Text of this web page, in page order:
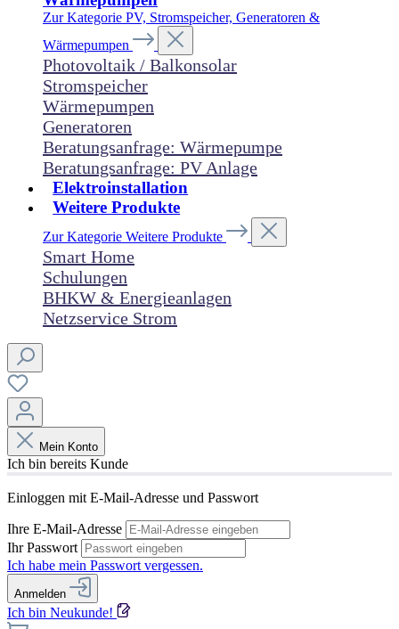
Zur Kategorie PV, Stromspeicher, Generatoren &
Wärmepumpen
Photovoltaik / Balkonsolar
Stromspeicher
Wärmepumpen
Generatoren
Beratungsanfrage: Wärmepumpe
Beratungsanfrage: PV Anlage
Elektroinstallation
Weitere Produkte
Zur Kategorie Weitere Produkte
Smart Home
Schulungen
BHKW & Energieanlagen
Netzservice Strom
Mein Konto
Ich bin bereits Kunde
Einloggen mit E-Mail-Adresse und Passwort
Ihre E-Mail-Adresse
Ihr Passwort
Ich habe mein Passwort vergessen.
Anmelden
Ich bin Neukunde!